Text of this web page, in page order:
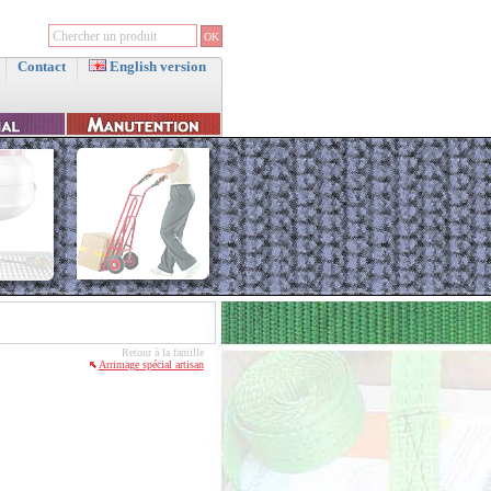
Contact English version
Retour à la famille
Arrimage spécial artisan